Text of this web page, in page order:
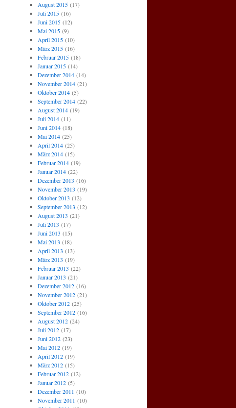
August 2015(17)
Juli 2015(16)
Juni 2015(12)
Mai 2015(9)
April 2015(10)
März 2015(16)
Februar 2015(18)
Januar 2015(14)
Dezember 2014(14)
November 2014(21)
Oktober 2014(5)
September 2014(22)
August 2014(19)
Juli 2014(11)
Juni 2014(18)
Mai 2014(25)
April 2014(25)
März 2014(15)
Februar 2014(19)
Januar 2014(22)
Dezember 2013 (16)
November 2013 (19)
Oktober 2013 (12)
September 2013 (12)
August 2013 (21)
Juli 2013 (17)
Juni 2013 (15)
Mai 2013 (18)
April 2013 (13)
März 2013 (19)
Februar 2013 (22)
Januar 2013 (21)
Dezember 2012(16)
November 2012(21)
Oktober 2012(25)
September 2012(16)
August 2012(24)
Juli 2012(17)
Juni 2012(23)
Mai 2012(19)
April 2012(19)
März 2012(15)
Februar 2012(12)
Januar 2012(5)
Dezember 2011 (10)
November 2011 (10)